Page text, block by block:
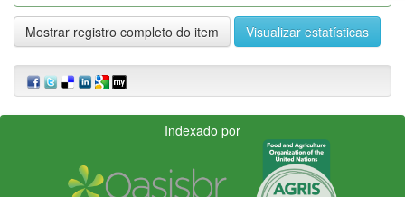
Mostrar registro completo do item Visualizar estatísticas
Indexado por